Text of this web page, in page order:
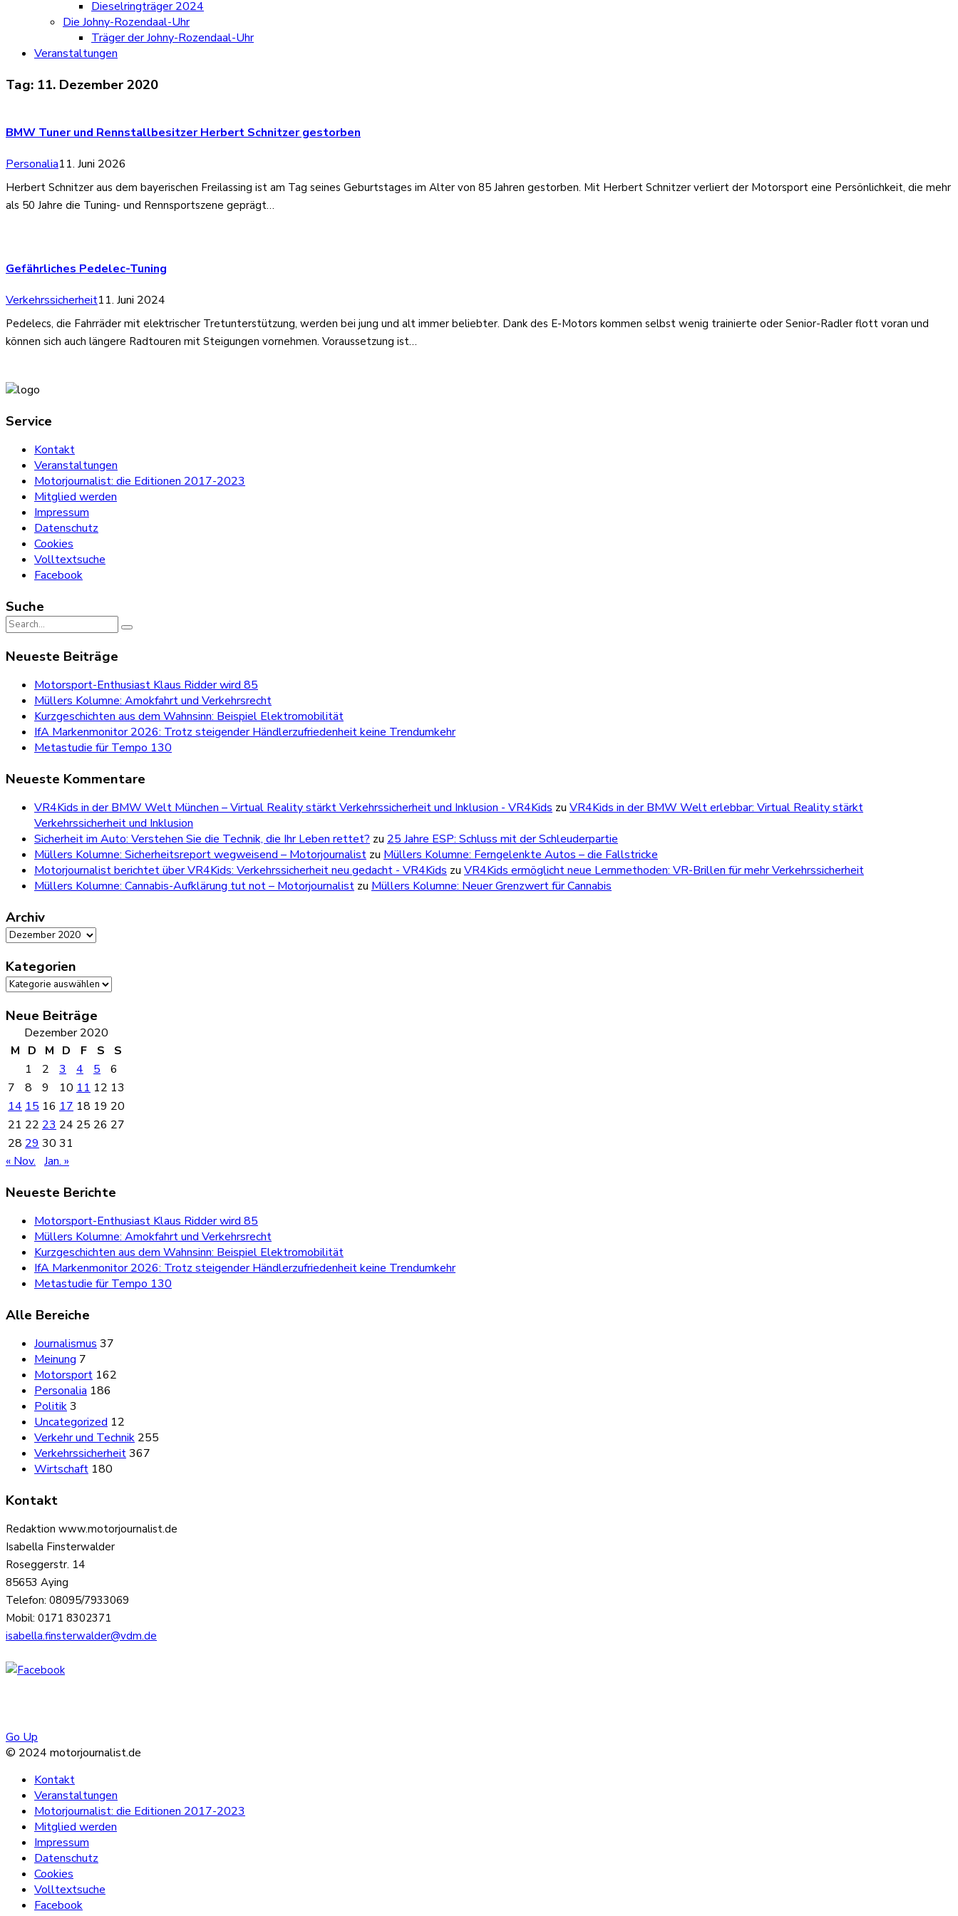
Dieselringträger 2024
Die Johny-Rozendaal-Uhr
Träger der Johny-Rozendaal-Uhr
Veranstaltungen
Tag: 11. Dezember 2020
BMW Tuner und Rennstallbesitzer Herbert Schnitzer gestorben
Personalia11. Juni 2026
Herbert Schnitzer aus dem bayerischen Freilassing ist am Tag seines Geburtstages im Alter von 85 Jahren gestorben. Mit Herbert Schnitzer verliert der Motorsport eine Persönlichkeit, die mehr
als 50 Jahre die Tuning- und Rennsportszene geprägt…
Gefährliches Pedelec-Tuning
Verkehrssicherheit11. Juni 2024
Pedelecs, die Fahrräder mit elektrischer Tretunterstützung, werden bei jung und alt immer beliebter. Dank des E-Motors kommen selbst wenig trainierte oder Senior-Radler flott voran und
können sich auch längere Radtouren mit Steigungen vornehmen. Voraussetzung ist…
Service
Kontakt
Veranstaltungen
Motorjournalist: die Editionen 2017-2023
Mitglied werden
Impressum
Datenschutz
Cookies
Volltextsuche
Facebook
Suche
Search
Neueste Beiträge
Motorsport-Enthusiast Klaus Ridder wird 85
Müllers Kolumne: Amokfahrt und Verkehrsrecht
Kurzgeschichten aus dem Wahnsinn: Beispiel Elektromobilität
IfA Markenmonitor 2026: Trotz steigender Händlerzufriedenheit keine Trendumkehr
Metastudie für Tempo 130
Neueste Kommentare
VR4Kids in der BMW Welt München – Virtual Reality stärkt Verkehrssicherheit und Inklusion - VR4Kids zu VR4Kids in der BMW Welt erlebbar: Virtual Reality stärkt
Verkehrssicherheit und Inklusion
Sicherheit im Auto: Verstehen Sie die Technik, die Ihr Leben rettet? zu 25 Jahre ESP: Schluss mit der Schleuderpartie
Müllers Kolumne: Sicherheitsreport wegweisend – Motorjournalist zu Müllers Kolumne: Ferngelenkte Autos – die Fallstricke
Motorjournalist berichtet über VR4Kids: Verkehrssicherheit neu gedacht - VR4Kids zu VR4Kids ermöglicht neue Lernmethoden: VR-Brillen für mehr Verkehrssicherheit
Müllers Kolumne: Cannabis-Aufklärung tut not – Motorjournalist zu Müllers Kolumne: Neuer Grenzwert für Cannabis
Archiv
Archiv
Kategorien
Kategorien
Neue Beiträge
Dezember 2020
M D M D F S
S
1
2 3 4 5
6
7
8 9 10 11 12 13
14 15 16 17 18 19 20
21 22 23 24 25 26 27
28 29 30 31
« Nov. Jan. »
Neueste Berichte
Motorsport-Enthusiast Klaus Ridder wird 85
Müllers Kolumne: Amokfahrt und Verkehrsrecht
Kurzgeschichten aus dem Wahnsinn: Beispiel Elektromobilität
IfA Markenmonitor 2026: Trotz steigender Händlerzufriedenheit keine Trendumkehr
Metastudie für Tempo 130
Alle Bereiche
Journalismus 37
Meinung 7
Motorsport 162
Personalia 186
Politik3
Uncategorized 12
Verkehr und Technik 255
Verkehrssicherheit367
Wirtschaft 180
Kontakt
Redaktion www.motorjournalist.de
Isabella Finsterwalder
Roseggerstr. 14
85653 Aying
Telefon: 08095/7933069
Mobil: 0171 8302371
isabella.finsterwalder@vdm.de
Go Up
© 2024 motorjournalist.de
Kontakt
Veranstaltungen
Motorjournalist: die Editionen 2017-2023
Mitglied werden
Impressum
Datenschutz
Cookies
Volltextsuche
Facebook